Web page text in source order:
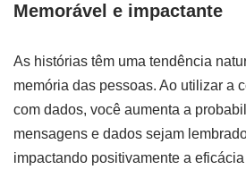
Memorável e impactante
As histórias têm uma tendência
memória das pessoas. Ao utilizar a
com dados, você aumenta a
mensagens e dados sejam
impactando positivamente a